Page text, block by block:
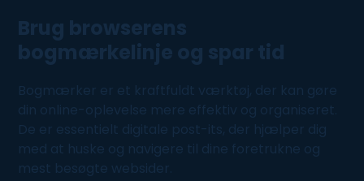
Brug browserens
bogmærkelinje og spar tid
Bogmærker er et kraftfuldt værktøj, der kan gøre
din online-oplevelse mere effektiv og organiseret.
De er essentielt digitale post-its, der hjælper dig
med at huske og navigere til dine foretrukne og
mest besøgte websider.